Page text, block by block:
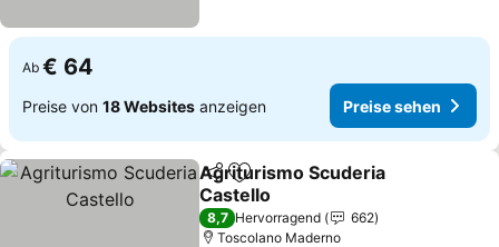
Ab € 64
Preise von 18 Websites anzeigen Preise sehen
TeilenZu Favoriten hinzufügen
Agriturismo Scuderia
Castello
Preise sehen
8,7 Hervorragend
662
Toscolano Maderno